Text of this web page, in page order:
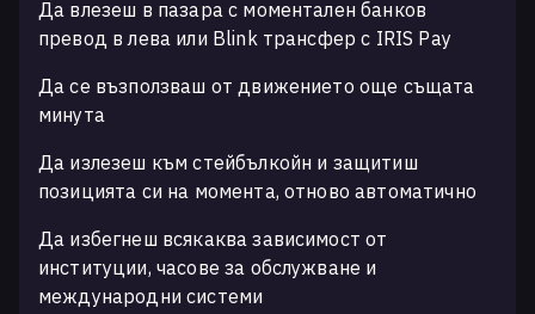
Да влезеш в пазара с моментален банков
превод в лева или Blink трансфер с IRIS Pay
Да се възползваш от движението още същата
минута
Да излезеш към стейбълкойн и защитиш
позицията си на момента, отново автоматично
Да избегнеш всякаква зависимост от
институции, часове за обслужване и
международни системи